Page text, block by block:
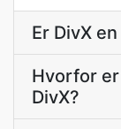
Er DivX
Hvorfor
DivX?